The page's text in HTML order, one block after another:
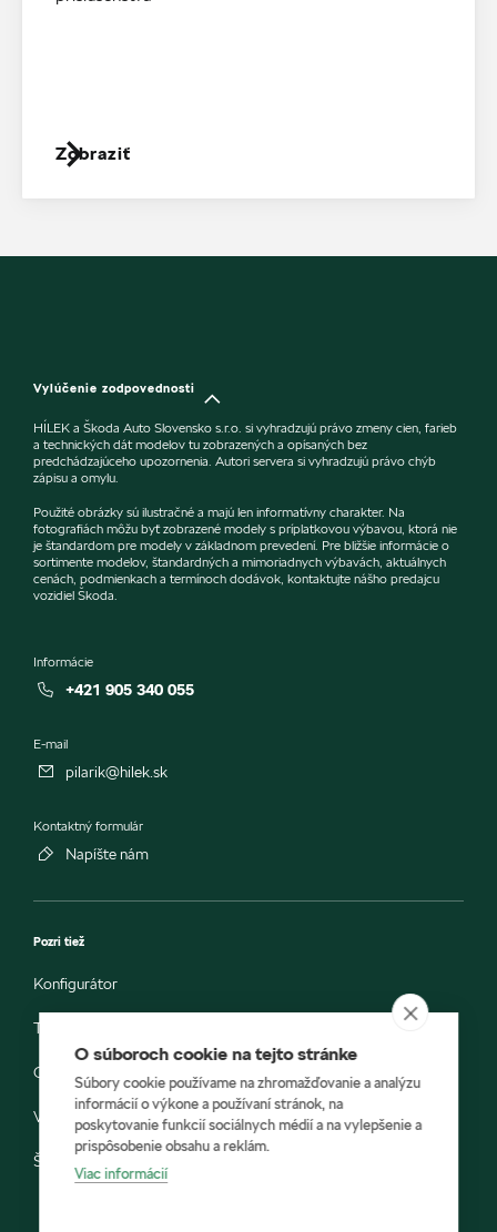
Zobraziť
Vylúčenie zodpovednosti
HÍLEK a Škoda Auto Slovensko s.r.o. si vyhradzujú právo zmeny cien, farieb
a technických dát modelov tu zobrazených a opísaných bez
predchádzajúceho upozornenia. Autori servera si vyhradzujú právo chýb
zápisu a omylu.
Použité obrázky sú ilustračné a majú len informatívny charakter. Na
fotografiách môžu byť zobrazené modely s príplatkovou výbavou, ktorá nie
je štandardom pre modely v základnom prevedení. Pre bližšie informácie o
sortimente modelov, štandardných a mimoriadnych výbavách, aktuálnych
cenách, podmienkach a termínoch dodávok, kontaktujte nášho predajcu
vozidiel Škoda.
Informácie
+421 905 340 055
E-mail
pilarik@hilek.sk
Kontaktný formulár
Napíšte nám
Pozri tiež
Konfigurátor
Testovacia jazda
Objednávka do servisu
Vozidlá ihneď k odberu
Škoda E-shop
O súboroch cookie na tejto stránke
Súbory cookie používame na zhromažďovanie a analýzu
informácií o výkone a používaní stránok, na
poskytovanie funkcií sociálnych médií a na vylepšenie a
prispôsobenie obsahu a reklám.
Viac informácií